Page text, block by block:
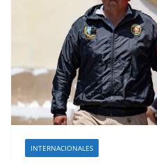
INTERNACIONALES